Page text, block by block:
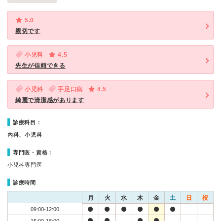
5.0
親切です
小児科
4.5
先生が信頼できる
小児科 手足口病
4.5
綺麗で清潔感があります
診療科目：
内科、小児科
専門医・資格：
小児科専門医
診療時間
月 火 水 木 金 土 日 祝
09:00-12:00